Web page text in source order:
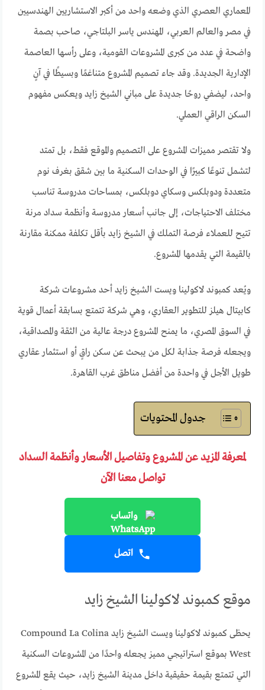
المعماري العصري الذي وضعه واحد من أكبر الاستشاريين الهندسيين
في مصر والعالم العربي، المهندس ياسر البلتاجي، صاحب بصمة
واضحة في عدد من كبرى المشروعات القومية، وعلى رأسها العاصمة
الإدارية الجديدة. وقد جاء تصميم المشروع متناغمًا وبسيطًا في آنٍ
واحد، ليضفي روحًا جديدة على مباني الشيخ زايد ويعكس مفهوم
السكن الراقي العملي.
ولا تقتصر مميزات المشروع على التصميم والموقع فقط، بل تمتد
لتشمل تنوعًا كبيرًا في الوحدات السكنية ما بين شقق بغرف نوم
متعددة ودوبلكس وسكاي دوبلكس، بمساحات مدروسة تناسب
مختلف الاحتياجات، إلى جانب أسعار مدروسة وأنظمة سداد مرنة
تتيح للعملاء فرصة التملك في الشيخ زايد بأقل تكلفة ممكنة مقارنة
بالقيمة التي يقدمها المشروع.
ويُعد كمبوند لاكولينا ويست الشيخ زايد أحد مشروعات شركة
كابيتال هيلز للتطوير العقاري، وهي شركة تتمتع بسابقة أعمال قوية
في السوق المصري، ما يمنح المشروع درجة عالية من الثقة والمصداقية،
ويجعله فرصة جذابة لكل من يبحث عن سكن راقٍ أو استثمار عقاري
طويل الأجل في واحدة من أفضل مناطق غرب القاهرة.
جدول المحتويات
لمعرفة المزيد عن المشروع وتفاصيل الأسعار وأنظمة السداد
تواصل معنا الآن
واتساب
اتصل
موقع كمبوند لاكولينا الشيخ زايد
يحظى كمبوند لاكولينا ويست الشيخ زايد Compound La Colina
West بموقع استراتيجي مميز يجعله واحدًا من المشروعات السكنية
التي تتمتع بقيمة حقيقية داخل مدينة الشيخ زايد، حيث يقع المشروع